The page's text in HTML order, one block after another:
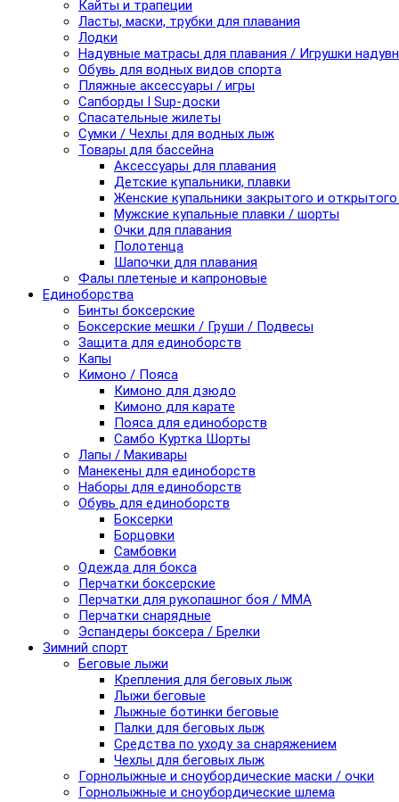
Кайты и трапеции
Ласты, маски, трубки для плавания
Лодки
Надувные матрасы для плавания / Игрушки
Обувь для водных видов спорта
Пляжные аксессуары / игры
Сапборды I Sup-доски
Спасательные жилеты
Сумки / Чехлы для водных лыж
Товары для бассейна
Аксессуары для плавания
Детские купальники, плавки
Женские купальники закрытого и
Мужские купальные плавки / шорты
Очки для плавания
Полотенца
Шапочки для плавания
Фалы плетеные и капроновые
Единоборства
Бинты боксерские
Боксерские мешки / Груши / Подвесы
Защита для единоборств
Капы
Кимоно / Пояса
Кимоно для дзюдо
Кимоно для карате
Пояса для единоборств
Самбо Куртка Шорты
Лапы / Макивары
Манекены для единоборств
Наборы для единоборств
Обувь для единоборств
Боксерки
Борцовки
Самбовки
Одежда для бокса
Перчатки боксерские
Перчатки для рукопашног боя / ММА
Перчатки снарядные
Эспандеры боксера / Брелки
Зимний спорт
Беговые лыжи
Крепления для беговых лыж
Лыжи беговые
Лыжные ботинки беговые
Палки для беговых лыж
Средства по уходу за снаряжением
Чехлы для беговых лыж
Горнолыжные и сноубордические маски / очки
Горнолыжные и сноубордические шлема